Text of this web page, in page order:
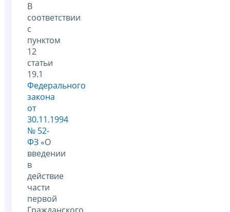
В
соответствии
с
пунктом
12
статьи
19.1
Федерального
закона
от
30.11.1994
№ 52-
ФЗ «О
введении
в
действие
части
первой